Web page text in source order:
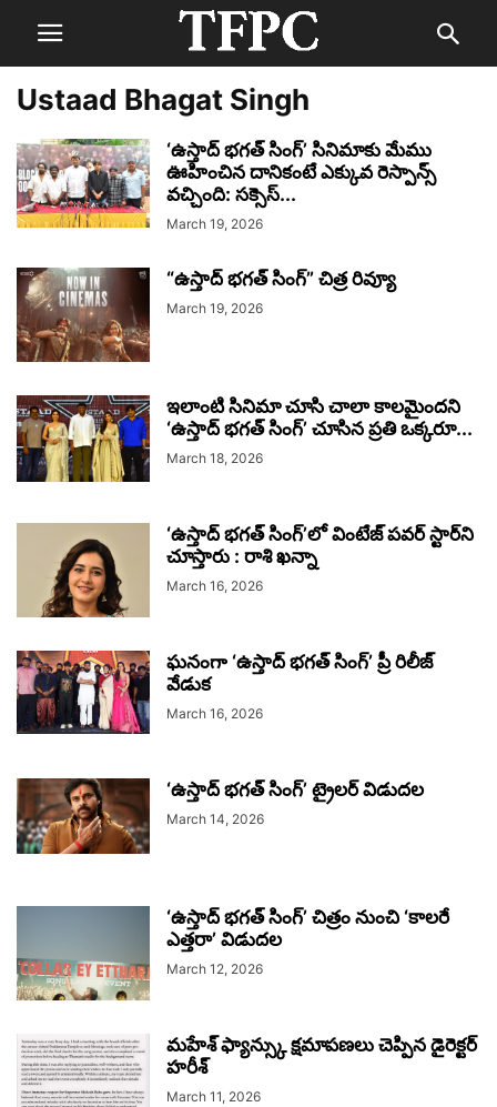
Ustaad Bhagat Singh
‘ఉస్తాద్ భగత్ సింగ్’ సినిమాకు మేము
ఊహించిన దానికంటే ఎక్కువ రెస్పాన్స్
వచ్చింది: సక్సెస్...
March 19, 2026
“ఉస్తాద్ భగత్ సింగ్” చిత్ర రివ్యూ
March 19, 2026
ఇలాంటి సినిమా చూసి చాలా కాలమైందని
‘ఉస్తాద్ భగత్ సింగ్’ చూసిన ప్రతి ఒక్కరూ...
March 18, 2026
‘ఉస్తాద్ భగత్ సింగ్’లో వింటేజ్ పవర్ స్టార్‌ని
చూస్తారు : రాశి ఖన్నా
March 16, 2026
ఘనంగా ‘ఉస్తాద్ భగత్ సింగ్’ ప్రీ రిలీజ్
వేడుక
March 16, 2026
‘ఉస్తాద్ భగత్ సింగ్’ ట్రైలర్ విడుదల
March 14, 2026
‘ఉస్తాద్ భగత్ సింగ్’ చిత్రం నుంచి ‘కాలరే
ఎత్తరా’ విడుదల
March 12, 2026
మహేశ్ ఫ్యాన్స్కు క్షమాపణలు చెప్పిన డైరెక్టర్
హరీశ్
March 11, 2026